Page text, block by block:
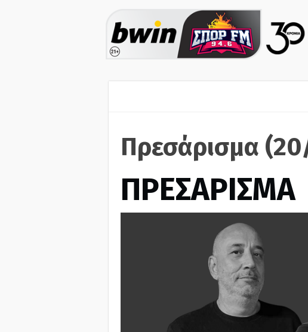
Πρεσάρισμα
ΠΡΕΣΑΡΙΣΜΑ